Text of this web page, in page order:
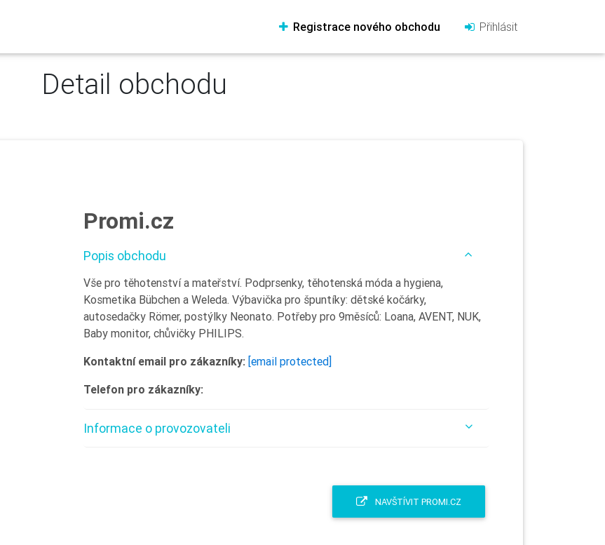
Registrace nového obchodu Přihlásit
Detail obchodu
Promi.cz
Popis obchodu
Vše pro těhotenství a mateřství. Podprsenky, těhotenská móda a hygiena,
Kosmetika Bübchen a Weleda. Výbavička pro špuntíky: dětské kočárky,
autosedačky Römer, postýlky Neonato. Potřeby pro 9měsíců: Loana, AVENT, NUK,
Baby monitor, chůvičky PHILIPS.
Kontaktní email pro zákazníky: [email protected]
Telefon pro zákazníky:
Informace o provozovateli
NAVŠTÍVIT PROMI.CZ